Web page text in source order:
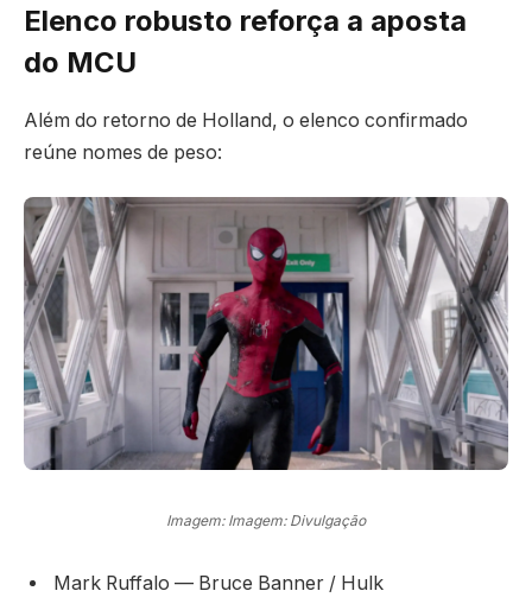
Elenco robusto reforça a aposta
do MCU
Além do retorno de Holland, o elenco confirmado
reúne nomes de peso:
Imagem: Imagem: Divulgação
Mark Ruffalo — Bruce Banner / Hulk